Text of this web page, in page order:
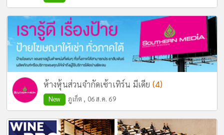
ห้างหุ้นส่วนจำกัดเซ้าเทิร์น มีเดีย (4)
New ภูเก็ต , 06 ส.ค. 69